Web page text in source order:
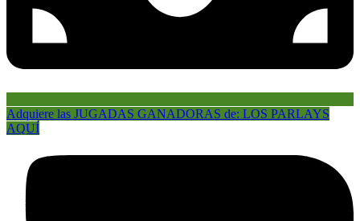
Adquiere las JUGADAS GANADORAS de: LOS PARLAYS
AQUÍ